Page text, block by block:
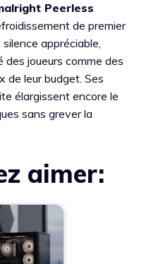
Peerless
de premier
appréciable,
des joueurs comme des
de leur budget. Ses
élargissent encore le
sans grever la
aimer: